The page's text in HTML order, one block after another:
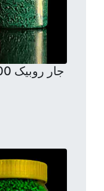
جار روبیک 700 سی سی وزن 34 گرم